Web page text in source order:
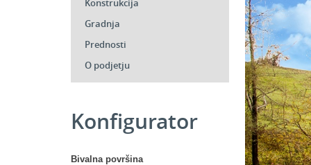
Konstrukcija
Gradnja
Prednosti
O podjetju
Konfigurator
Bivalna površina